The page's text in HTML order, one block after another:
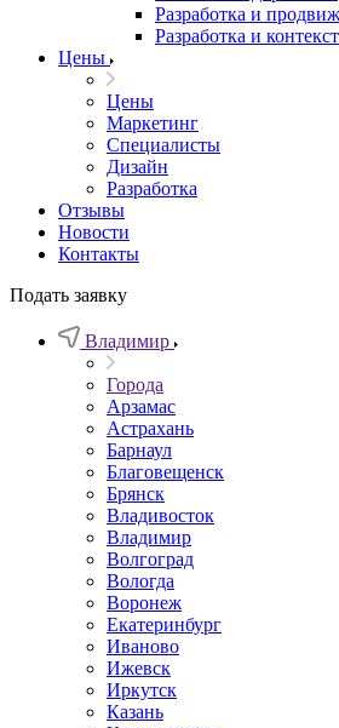
Разработка и
Разработка и
Цены
Цены
Маркетинг
Специалисты
Дизайн
Разработка
Отзывы
Новости
Контакты
Подать заявку
Владимир
Города
Арзамас
Астрахань
Барнаул
Благовещенск
Брянск
Владивосток
Владимир
Волгоград
Вологда
Воронеж
Екатеринбург
Иваново
Ижевск
Иркутск
Казань